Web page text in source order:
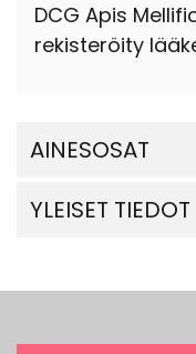
DCG Apis
rekisteröity
AINESOSAT
YLEISET TIEDOT